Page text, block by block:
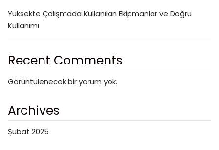
Yüksekte Çalışmada Kullanılan Ekipmanlar ve Doğru
Kullanımı
Recent Comments
Görüntülenecek bir yorum yok.
Archives
Şubat 2025